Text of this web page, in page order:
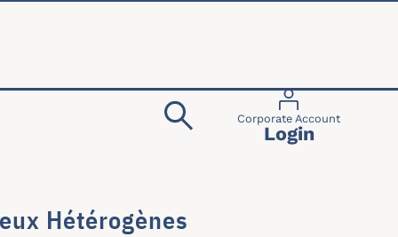
Menu du
Corporate Account
Login
Hétérogènes